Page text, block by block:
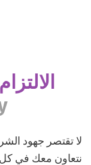
لا تقتصر جهود
نتعاون معك في